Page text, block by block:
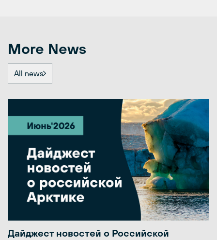
More News
All news
Дайджест новостей о Российской